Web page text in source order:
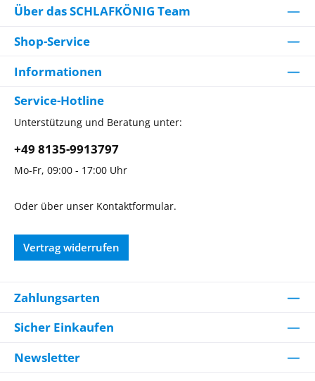
Über das SCHLAFKÖNIG Team
Shop-Service
Informationen
Service-Hotline
Unterstützung und Beratung unter:
+49 8135-9913797
Mo-Fr, 09:00 - 17:00 Uhr
Oder über unser Kontaktformular.
Vertrag widerrufen
Zahlungsarten
Sicher Einkaufen
Newsletter